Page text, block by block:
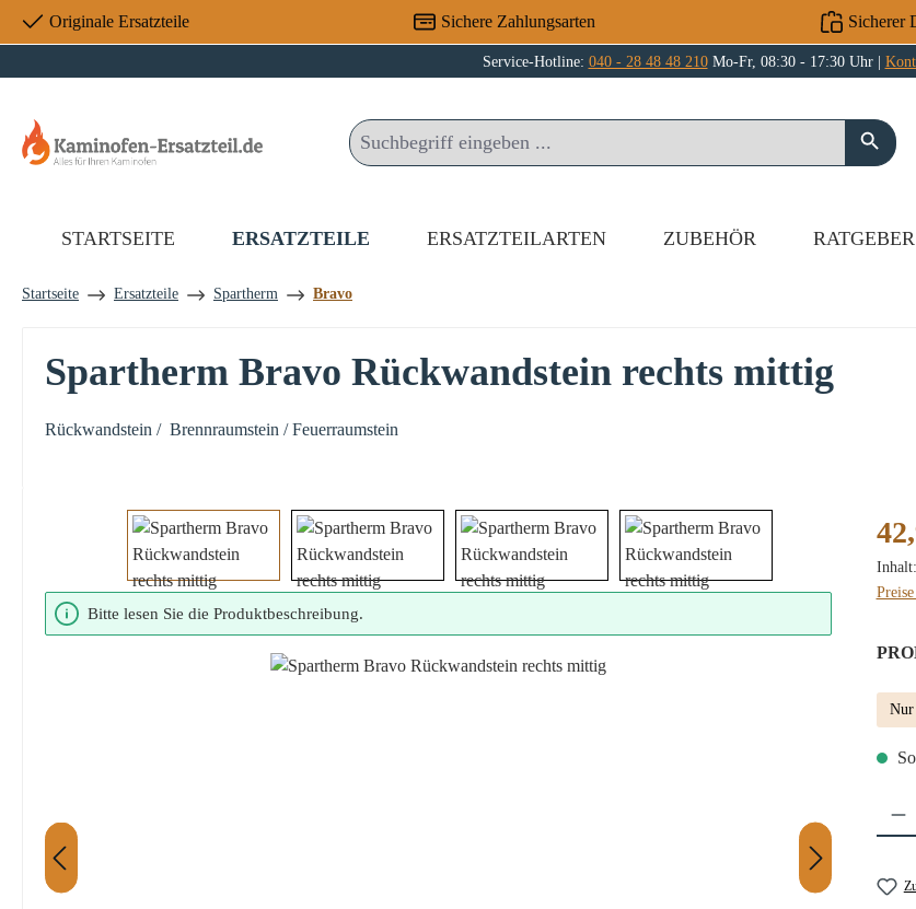
Hauptinhalt springen
Zur Suche springen
Zur Hauptnavigation springen
Originale Ersatzteile Sichere Zahlungsarten Sicherer
Service-Hotline: 040 - 28 48 48 210Mo-Fr, 08:30 - 17:30 Uhr |
STARTSEITE ERSATZTEILE ERSATZTEILARTEN ZUBEHÖR RATGEBER
Startseite Ersatzteile Spartherm Bravo
Spartherm Bravo Rückwandstein rechts mittig
Rückwandstein / Brennraumstein / Feuerraumstein
Bildergalerie überspringen
Bitte lesen Sie die Produktbeschreibung.
Inhalt:
Nur